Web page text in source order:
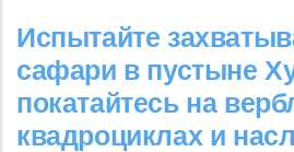
Испытайте
сафари в пустыне
покатайтесь на
квадроциклах и